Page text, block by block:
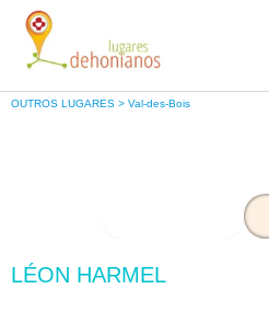
Skip
OUTROS LUGARES > Val-des-Bois
LÉON HARMEL